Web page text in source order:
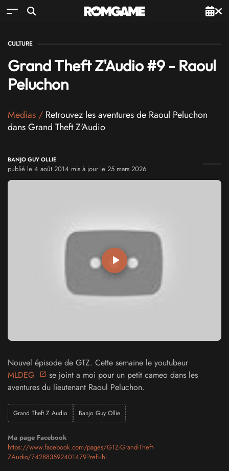
CULTURE
Grand Theft Z'Audio #9 - Raoul
Peluchon
Medias / Retrouvez les aventures de Raoul Peluchon
dans Grand Theft Z'Audio
BANJO GUY OLLIE
publié le 4 août 2014 mis à jour le 25 mars 2026
Nouvel épisode de GTZ. Cette semaine le youtubeur
MLDEG
se joint a moi pour un petit cameo dans les
aventures du lieutenant Raoul Peluchon.
Grand Theft Z Audio Banjo Guy Ollie
Ma page Facebook
https://www.facebook.com/pages/GTZ-Grand-Theft-
ZAudio/742883592401479?ref=hl